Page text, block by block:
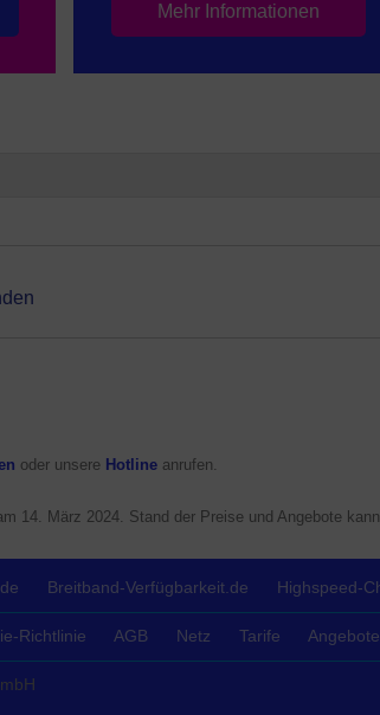
Mehr Informationen
Aktionen (mehr GB / Rabatte)
oder unsere Hotline anrufen.
14. März 2024. Stand der Preise und Angebote
Breitband-Verfügbarkeit.de Highspeed-
Richtlinie AGB Netz Tarife Angebote